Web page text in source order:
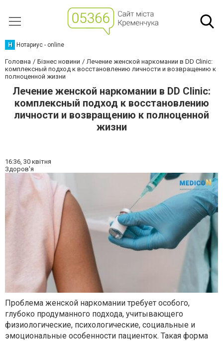
Н Нотариус - online
Головна Бізнес новини
Лечение женской наркомании в DD Clinic:
комплексный подход к восстановлению личности и возвращению к
полноценной жизни
Лечение женской наркомании в DD Clinic:
комплексный подход к восстановлению
личности и возвращению к полноценной
жизни
16:36, 30 квітня
Здоров'я
Проблема женской наркомании требует особого,
глубоко продуманного подхода, учитывающего
физиологические, психологические, социальные и
эмоциональные особенности пациенток. Такая форма